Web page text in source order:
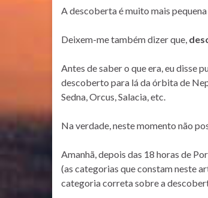
A descoberta é muito mais
Deixem-me também dizer que,
Antes de saber o que era, eu disse
descoberto para lá da órbita de
Sedna, Orcus, Salacia, etc.
Na verdade, neste momento não
Amanhã, depois das 18 horas de
(as categorias que constam neste
categoria correta sobre a